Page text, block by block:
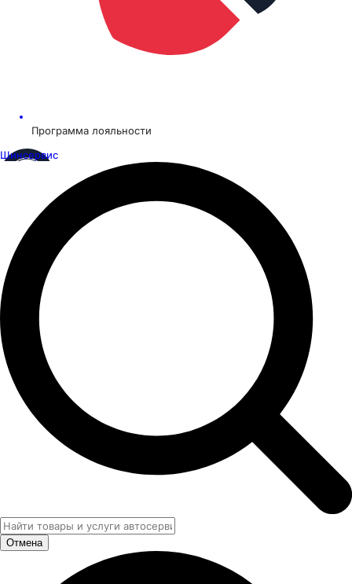
Программа лояльности
Шинсервис
Отмена